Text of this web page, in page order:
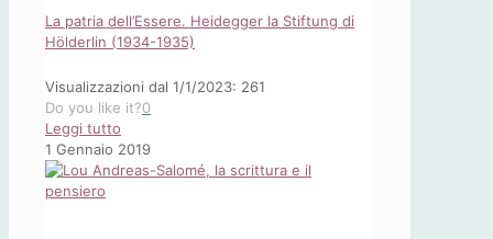
La patria dell’Essere. Heidegger la Stiftung di
Hölderlin (1934-1935)
Visualizzazioni dal 1/1/2023: 261
Do you like it?0
Leggi tutto
La
patria
1 Gennaio 2019